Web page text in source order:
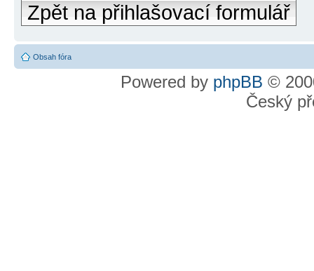
Zpět na přihlašovací formulář
Obsah fóra
Powered by phpBB ©
Český